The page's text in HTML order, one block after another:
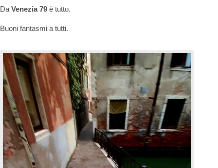
Da Venezia 79 è tutto.
Buoni fantasmi a tutti.